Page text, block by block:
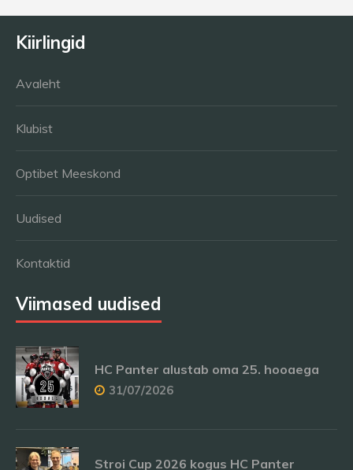
Kiirlingid
Avaleht
Klubist
Optibet Meeskond
Uudised
Kontaktid
Viimased uudised
HC Panter alustab oma 25. hooaega
31/07/2026
Stroi Cup 2026 kogus HC Panter